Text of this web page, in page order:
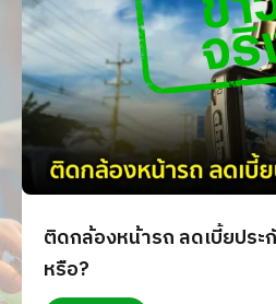
ติดกล้องหน้ารถ ลดเบี้ยประ
หรือ?